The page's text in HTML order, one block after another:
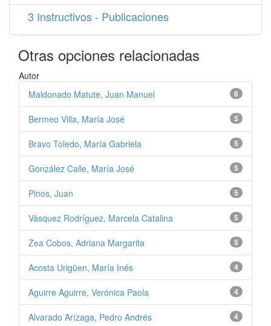
3 Instructivos - Publicaciones
Otras opciones relacionadas
Autor
6
Maldonado Matute, Juan Manuel
5
Bermeo Villa, María José
5
Bravo Toledo, María Gabriela
5
González Calle, María José
5
Pinos, Juan
5
Vásquez Rodríguez, Marcela Catalina
5
Zea Cobos, Adriana Margarita
4
Acosta Urigüen, María Inés
4
Aguirre Aguirre, Verónica Paola
4
Alvarado Arízaga, Pedro Andrés